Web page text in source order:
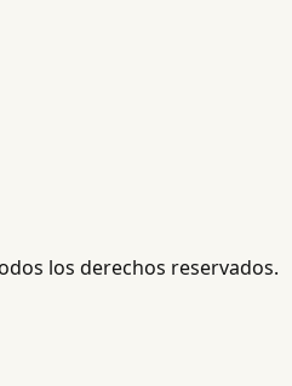
los derechos reservados.